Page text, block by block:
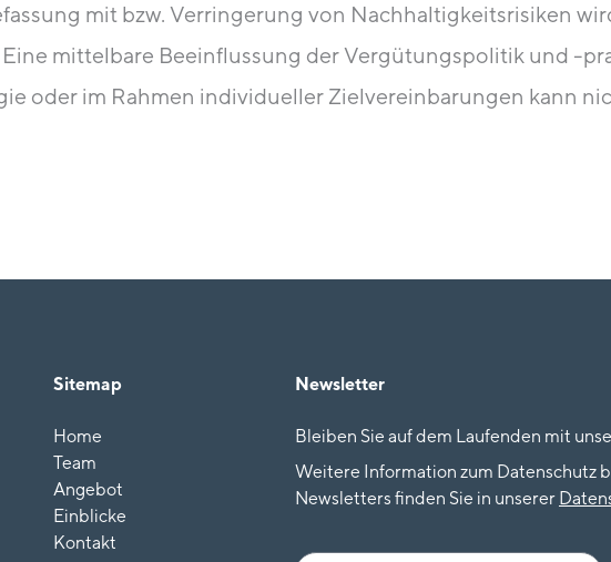
mit bzw. Verringerung von Nachhaltigkeitsrisiken
mittelbare Beeinflussung der Vergütungspolitik und -
oder im Rahmen individueller Zielvereinbarungen kann
Sitemap
Home
Team
Angebot
Einblicke
Kontakt
Newsletter
Bleiben Sie auf dem Laufenden mit
Weitere Information zum Datenschutz
Newsletters finden Sie in unserer